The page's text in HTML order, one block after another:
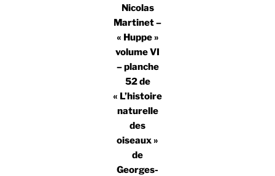
Nicolas
Martinet –
« Huppe »
volume VI
– planche
52 de
« L’histoire
naturelle
des
oiseaux »
de
Georges-